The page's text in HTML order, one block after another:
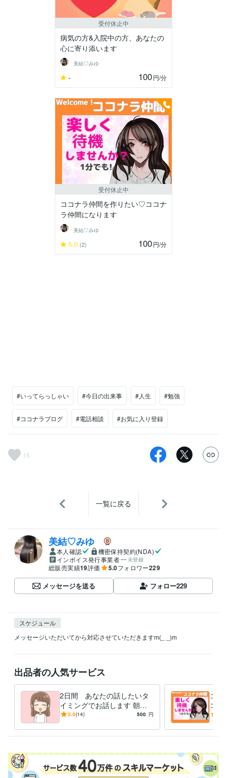
受付休止中
病気の方&入院中の方、あなたの
心に寄り添います
美結♡みゆ
- 100円/分
受付休止中
ココナラ仲間を作りたい♡ココナ
ラ仲間になります
美結♡みゆ
5.0 (2) 100円/分
#いってらっしゃい #今日の出来事 #人生 #勉強
#ココナラブログ #電話相談 #お気に入り登録
15
一覧に戻る
美結♡みゆ
本人確認
機密保持契約(NDA)
インボイス発行事業者
未登録
総販売実績19評価 5.0フォロワー229
メッセージを送る フォロー229
スケジュール
出品者の人気サービス
2日間 あなたの話したいタ
イミングでお話します 朝、
昼、夜にあなたの話したいタ
5.0(14) 500 円
コ
コナ
7日
☆